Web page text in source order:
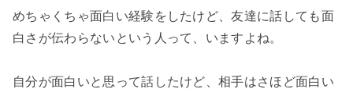
めちゃくちゃ面白い経験をしたけど、友達に話しても面
白さが伝わらないという人って、いますよね。
自分が面白いと思って話したけど、相手はさほど面白い